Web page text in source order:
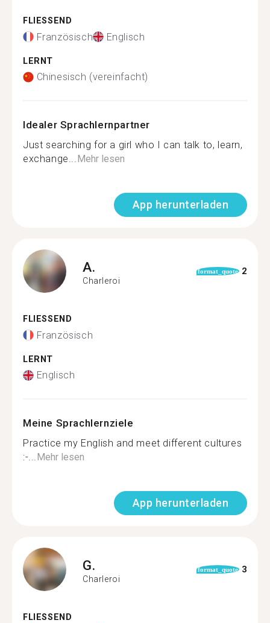
FLIESSEND
Französisch Englisch
LERNT
Chinesisch (vereinfacht)
Idealer Sprachlernpartner
Just searching for a girl who I can talk to, learn,
exchange...Mehr lesen
App herunterladen
A.
Charleroi
format_quote 2
FLIESSEND
Französisch
LERNT
Englisch
Meine Sprachlernziele
Practice my English and meet different cultures
:-...Mehr lesen
App herunterladen
G.
Charleroi
format_quote 3
FLIESSEND